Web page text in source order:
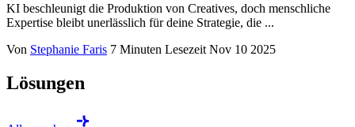
KI beschleunigt die Produktion von Creatives, doch menschliche
Expertise bleibt unerlässlich für deine Strategie, die ...
Von Stephanie Faris 7 Minuten Lesezeit Nov 10 2025
Lösungen